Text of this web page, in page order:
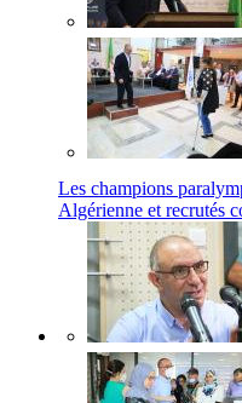
Les champions
Algérienne et recrutés